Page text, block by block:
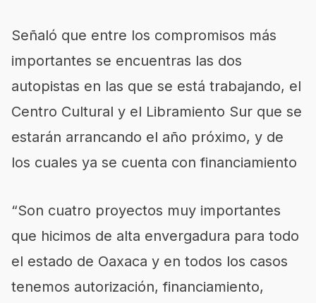
Señaló que entre los compromisos más
importantes se encuentras las dos
autopistas en las que se está trabajando, el
Centro Cultural y el Libramiento Sur que se
estarán arrancando el año próximo, y de
los cuales ya se cuenta con financiamiento
“Son cuatro proyectos muy importantes
que hicimos de alta envergadura para todo
el estado de Oaxaca y en todos los casos
tenemos autorización, financiamiento,